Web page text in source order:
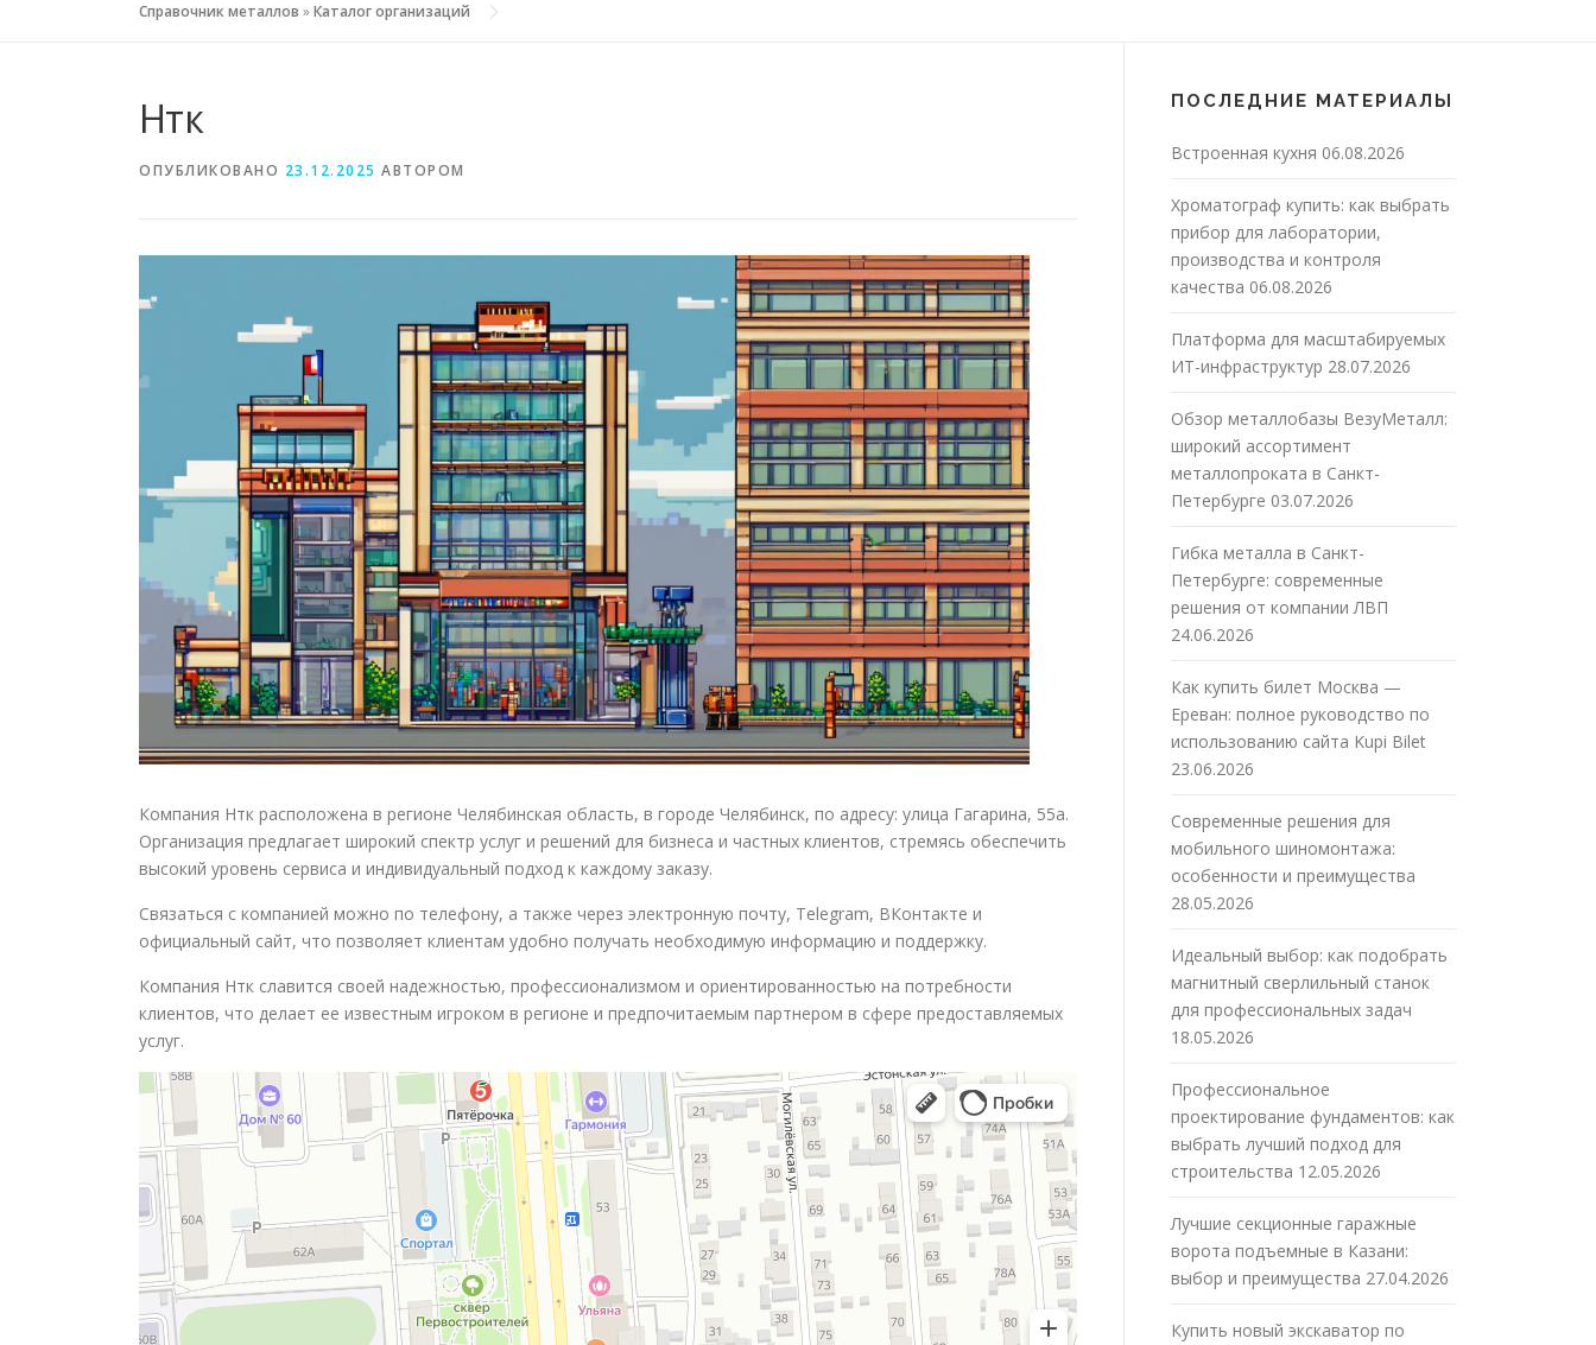
Справочник металлов »Каталог организаций
Нтк
ОПУБЛИКОВАНО 23.12.2025 АВТОРОМ
Компания Нтк расположена в регионе Челябинская область, в городе Челябинск, по адресу: улица Гагарина, 55а.
Организация предлагает широкий спектр услуг и решений для бизнеса и частных клиентов, стремясь обеспечить
высокий уровень сервиса и индивидуальный подход к каждому заказу.
Связаться с компанией можно по телефону, а также через электронную почту, Telegram, ВКонтакте и
официальный сайт, что позволяет клиентам удобно получать необходимую информацию и поддержку.
Компания Нтк славится своей надежностью, профессионализмом и ориентированностью на потребности
клиентов, что делает ее известным игроком в регионе и предпочитаемым партнером в сфере предоставляемых
услуг.
ПОСЛЕДНИЕ МАТЕРИАЛЫ
Встроенная кухня 06.08.2026
Хроматограф купить: как выбрать
прибор для лаборатории,
производства и контроля
качества 06.08.2026
Платформа для масштабируемых
ИТ-инфраструктур 28.07.2026
Обзор металлобазы ВезуМеталл:
широкий ассортимент
металлопроката в Санкт-
Петербурге 03.07.2026
Гибка металла в Санкт-
Петербурге: современные
решения от компании ЛВП
24.06.2026
Как купить билет Москва —
Ереван: полное руководство по
использованию сайта Kupi Bilet
23.06.2026
Современные решения для
мобильного шиномонтажа:
особенности и преимущества
28.05.2026
Идеальный выбор: как подобрать
магнитный сверлильный станок
для профессиональных задач
18.05.2026
Профессиональное
проектирование фундаментов: как
выбрать лучший подход для
строительства 12.05.2026
Лучшие секционные гаражные
ворота подъемные в Казани:
выбор и преимущества 27.04.2026
Купить новый экскаватор по